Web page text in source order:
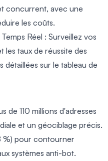
concurrent, avec une
les coûts.
Réel : Surveillez vos
taux de réussite des
détaillées sur le tableau de
de 110 millions d'adresses
et un géociblage précis.
%) pour contourner
systèmes anti-bot.